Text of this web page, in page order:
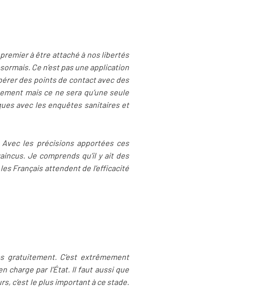
à être attaché à nos libertés
Ce n’est pas une application
des points de contact avec des
mais ce ne sera qu’une seule
avec les enquêtes sanitaires et
les précisions apportées ces
Je comprends qu’il y ait des
Français attendent de l’efficacité
C’est extrêmement
charge par l’État. Il faut aussi que
c’est le plus important à ce stade.